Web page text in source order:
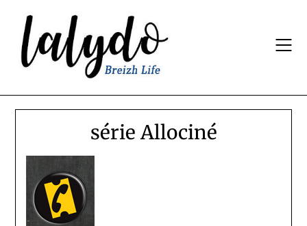
content
série Allociné